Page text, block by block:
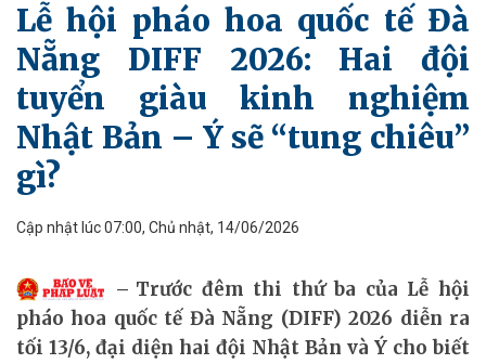
Lễ hội pháo hoa quốc tế Đà
Nẵng DIFF 2026: Hai đội
tuyển giàu kinh nghiệm
Nhật Bản – Ý sẽ “tung chiêu”
gì?
Cập nhật lúc 07:00, Chủ nhật, 14/06/2026
Trước đêm thi thứ ba của Lễ hội
pháo hoa quốc tế Đà Nẵng (DIFF) 2026 diễn ra
tối 13/6, đại diện hai đội Nhật Bản và Ý cho biết